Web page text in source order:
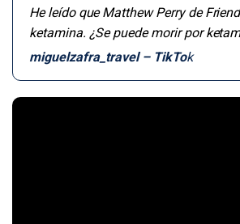
He leído que Matthew Perry de
ketamina. ¿Se puede morir por
miguelzafra_travel – TikTok